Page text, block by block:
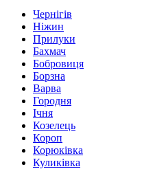
Чернігів
Ніжин
Прилуки
Бахмач
Бобровиця
Борзна
Варва
Городня
Ічня
Козелець
Короп
Корюківка
Куликівка